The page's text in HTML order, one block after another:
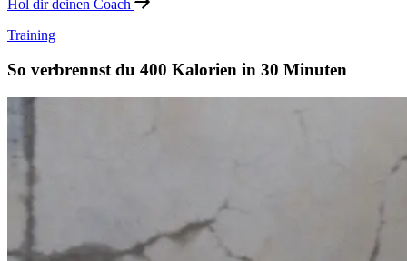
Hol dir deinen Coach
Training
So verbrennst du 400 Kalorien in 30 Minuten